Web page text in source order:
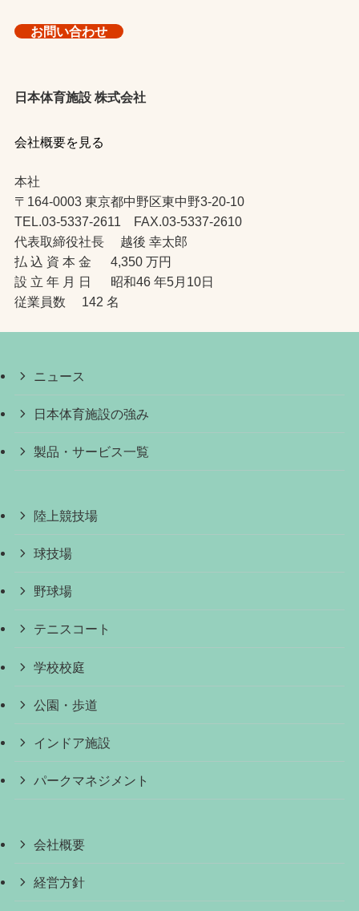
お問い合わせ
日本体育施設 株式会社
会社概要を見る
本社
〒164-0003 東京都中野区東中野3-20-10
TEL.03-5337-2611 FAX.03-5337-2610
代表取締役社長 越後 幸太郎
払 込 資 本 金 4,350 万円
設 立 年 月 日 昭和46 年5月10日
従業員数 142 名
ニュース
日本体育施設の強み
製品・サービス一覧
陸上競技場
球技場
野球場
テニスコート
学校校庭
公園・歩道
インドア施設
パークマネジメント
会社概要
経営方針